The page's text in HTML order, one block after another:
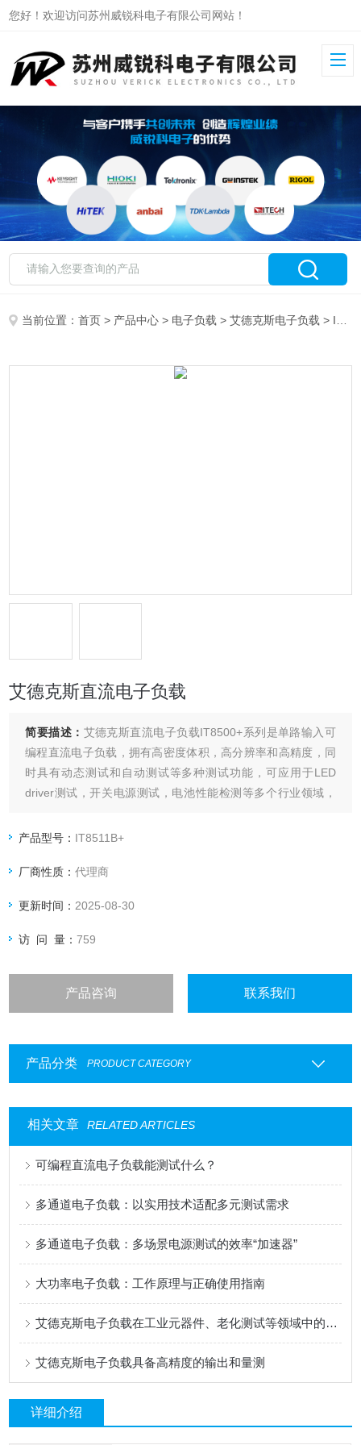
您好！欢迎访问苏州威锐科电子有限公司网站！
当前位置：首页 > 产品中心 > 电子负载 >艾德克斯电子负载 > IT8511B+艾德克斯直流电子负载
艾德克斯直流电子负载
简要描述： 艾德克斯直流电子负载IT8500+系列是单路输入可
编程直流电子负载，拥有高密度体积，高分辨率和高精度，同
时具有动态测试和自动测试等多种测试功能，可应用于LED
driver测试，开关电源测试，电池性能检测等多个行业领域，
于多个行业。
产品型号： IT8511B+
厂商性质：代理商
更新时间： 2025-08-30
访 问 量：759
产品咨询 联系我们
产品分类 PRODUCT CATEGORY
相关文章 RELATED ARTICLES
可编程直流电子负载能测试什么？
多通道电子负载：以实用技术适配多元测试需求
多通道电子负载：多场景电源测试的效率“加速器”
大功率电子负载：工作原理与正确使用指南
艾德克斯电子负载在工业元器件、老化测试等领域中的用途
艾德克斯电子负载具备高精度的输出和量测
详细介绍